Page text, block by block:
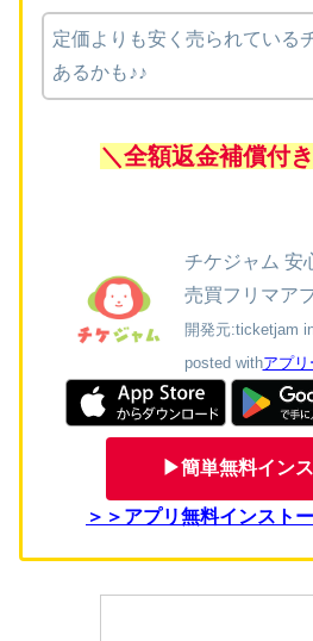
定価よりも安く売られている
あるかも♪♪
＼全額返金補償付
チケジャム 安
売買フリマア
開発元:ticketjam
posted withアプリ
▶簡単無料イン
＞＞アプリ無料インスト